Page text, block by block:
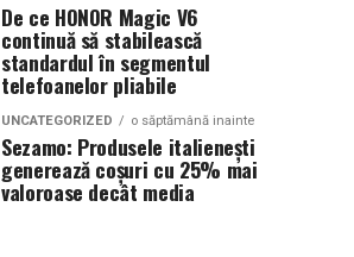
De ce HONOR Magic V6
continuă să stabilească
standardul în segmentul
telefoanelor pliabile
UNCATEGORIZED o săptămână inainte
Sezamo: Produsele italienești
generează coșuri cu 25% mai
valoroase decât media